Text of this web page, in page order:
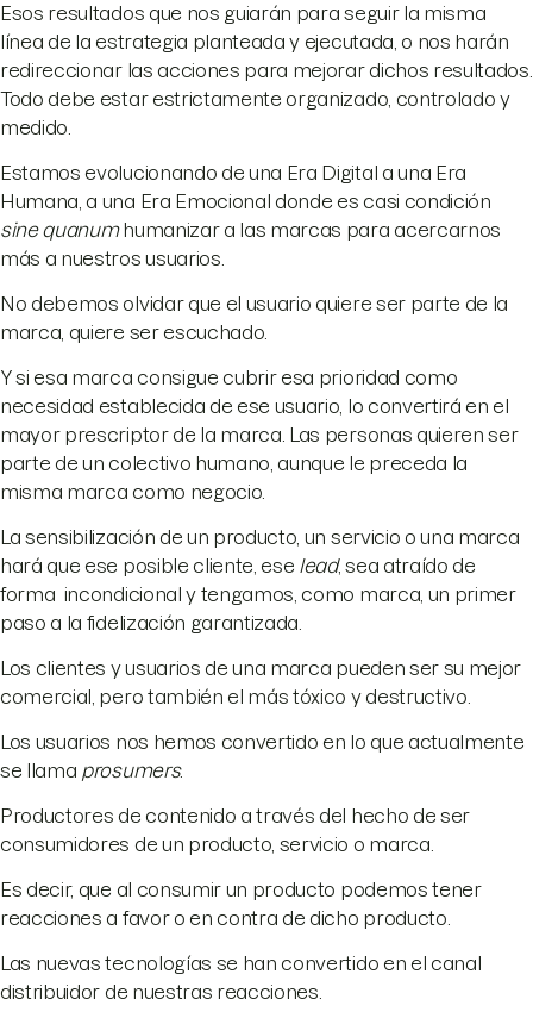
Esos resultados que nos guiarán para seguir la misma
línea de la estrategia planteada y ejecutada, o nos harán
redireccionar las acciones para mejorar dichos resultados.
Todo debe estar estrictamente organizado, controlado y
medido.
Estamos evolucionando de una Era Digital a una Era
Humana, a una Era Emocional donde es casi condición
sine quanumhumanizar a las marcas para acercarnos
más a nuestros usuarios.
No debemos olvidar que el usuario quiere ser parte de la
marca, quiere ser escuchado.
Y si esa marca consigue cubrir esa prioridad como
necesidad establecida de ese usuario, lo convertirá en el
mayor prescriptor de la marca. Las personas quieren ser
parte de un colectivo humano, aunque le preceda la
misma marca como negocio.
La sensibilización de un producto, un servicio o una marca
hará que ese posible cliente, ese lead, sea atraído de
forma incondicional y tengamos, como marca, un primer
paso a la fidelización garantizada.
Los clientes y usuarios de una marca pueden ser su mejor
comercial, pero también el más tóxico y destructivo.
Los usuarios nos hemos convertido en lo que actualmente
se llama prosumers.
Productores de contenido a través del hecho de ser
consumidores de un producto, servicio o marca.
Es decir, que al consumir un producto podemos tener
reacciones a favor o en contra de dicho producto.
Las nuevas tecnologías se han convertido en el canal
distribuidor de nuestras reacciones.